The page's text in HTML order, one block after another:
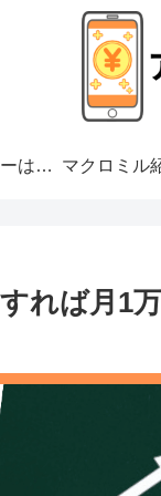
アンケートモニターは危ない？ マクロミル
れば月1